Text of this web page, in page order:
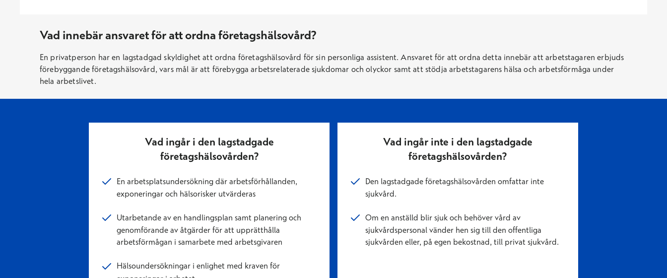
Vad innebär ansvaret för att ordna företagshälsovård?
En privatperson har en lagstadgad skyldighet att ordna företagshälsovård för sin personliga assistent. Ansvaret för att ordna detta innebär att arbetstagaren erbjuds
förebyggande företagshälsovård, vars mål är att förebygga arbetsrelaterade sjukdomar och olyckor samt att stödja arbetstagarens hälsa och arbetsförmåga under
hela arbetslivet.
Vad ingår i den lagstadgade
företagshälsovården?
En arbetsplatsundersökning där arbetsförhållanden,
exponeringar och hälsorisker utvärderas
Utarbetande av en handlingsplan samt planering och
genomförande av åtgärder för att upprätthålla
arbetsförmågan i samarbete med arbetsgivaren
Hälsoundersökningar i enlighet med kraven för
Vad ingår inte i den lagstadgade
företagshälsovården?
Den lagstadgade företagshälsovården omfattar inte
sjukvård.
Om en anställd blir sjuk och behöver vård av
sjukvårdspersonal vänder hen sig till den offentliga
sjukvården eller, på egen bekostnad, till privat sjukvård.